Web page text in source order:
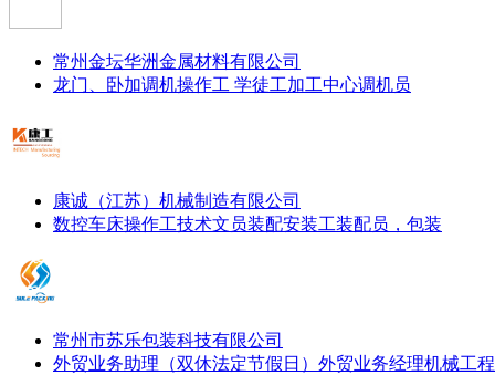
常州金坛华洲金属材料有限公司
龙门、卧加调机操作工 学徒工加工中心调机员
康诚（江苏）机械制造有限公司
数控车床操作工技术文员装配安装工装配员，包装
常州市苏乐包装科技有限公司
外贸业务助理（双休法定节假日） 外贸业务经理机械工